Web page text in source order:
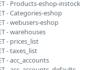
- Products-eshop-instock
- Categories-eshop
- webusers-eshop
- warehouses
- prices_list
- taxes_list
- acc_accounts